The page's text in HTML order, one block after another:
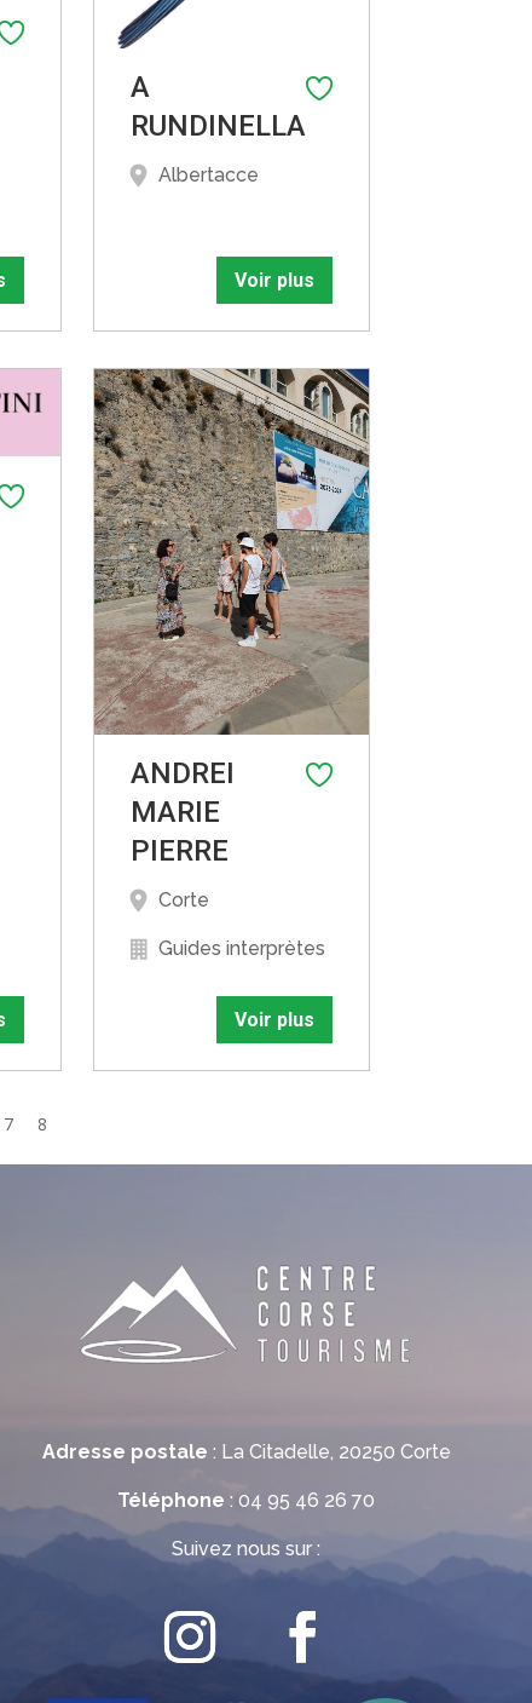
A
RUNDINELLA
Albertacce
Voir plus
ANDREI
MARIE
PIERRE
Corte
Guides interprètes
Voir plus
7 8
Adresse postale : La Citadelle, 20250 Corte
Téléphone : 04 95 46 26 70
Suivez nous sur :